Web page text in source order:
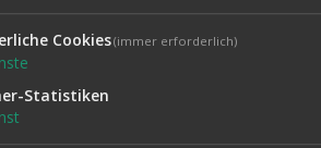
und Kniffe für eine erfolgreiche
unmöglich aus, Ihre Zuschauer
Cookies(immer erforderlich)
Statistiken